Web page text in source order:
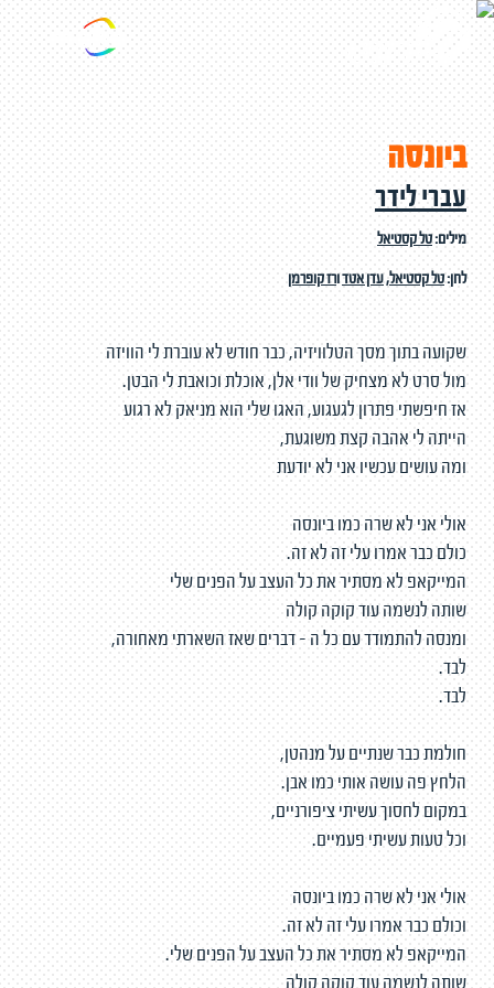
ביונסה
עברי לידר
מילים:טל קסטיאל
לחן:טל קסטיאל,עדן אטדורז קופרמן
שקועה בתוך מסך הטלוויזיה, כבר חודש לא עוברת לי הוויזה
מול סרט לא מצחיק של וודי אלן, אוכלת וכואבת לי הבטן.
אז חיפשתי פתרון לגעגוע, האגו שלי הוא מניאק לא רגוע
הייתה לי אהבה קצת משוגעת,
ומה עושים עכשיו אני לא יודעת
אולי אני לא שרה כמו ביונסה
כולם כבר אמרו עלי זה לא זה.
המייקאפ לא מסתיר את כל העצב על הפנים שלי
שותה לנשמה עוד קוקה קולה
ומנסה להתמודד עם כל ה - דברים שאז השארתי מאחורה,
לבד.
לבד.
חולמת כבר שנתיים על מנהטן,
הלחץ פה עושה אותי כמו אבן.
במקום לחסוך עשיתי ציפורניים,
וכל טעות עשיתי פעמיים.
אולי אני לא שרה כמו ביונסה
וכולם כבר אמרו עלי זה לא זה.
המייקאפ לא מסתיר את כל העצב על הפנים שלי.